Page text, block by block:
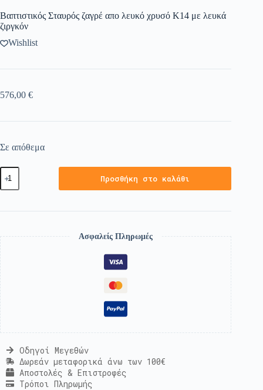
Βαπτιστικός Σταυρός ζαγρέ απο λευκό χρυσό Κ14 με λευκά
ζιργκόν
Wishlist
576,00 €
Σε απόθεμα
Προσθήκη στο καλάθι
Ασφαλείς Πληρωμές
Οδηγοί Μεγεθών
Δωρεάν μεταφορικά άνω των 100€
Αποστολές & Επιστροφές
Τρόποι Πληρωμής